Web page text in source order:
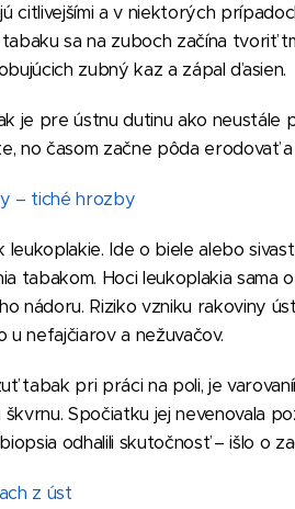
citlivejšími a v niektorých
sa na zuboch začína tvoriť
zubný kaz a zápal ďasien.
je pre ústnu dutinu ako neustále
no časom začne pôda erodovať
– tiché hrozby
leukoplakie. Ide o biele alebo
tabakom. Hoci leukoplakia sama
nádoru. Riziko vzniku rakoviny
nefajčiarov a nežuvačov.
tabak pri práci na poli, je
Spočiatku jej nevenovala
odhalili skutočnosť – išlo o
z úst